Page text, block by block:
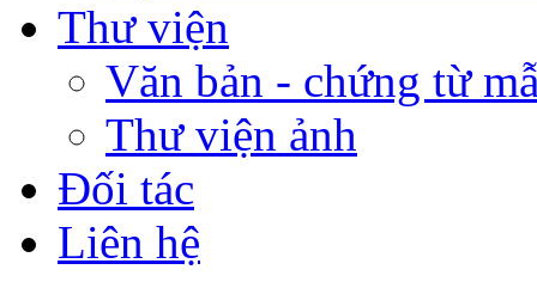
Thư viện
Văn bản - chứng từ
Thư viện ảnh
Đối tác
Liên hệ